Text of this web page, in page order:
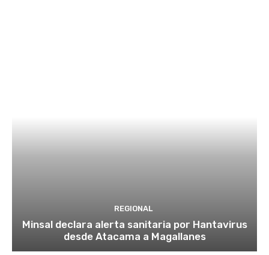
REGIONAL
Minsal declara alerta sanitaria por Hantavirus
desde Atacama a Magallanes